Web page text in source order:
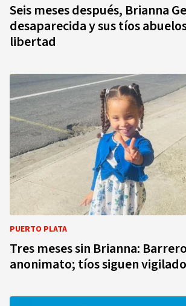
Seis meses después, Brianna
desaparecida y sus tíos
libertad
PUERTO PLATA
Tres meses sin Brianna:
anonimato; tíos siguen